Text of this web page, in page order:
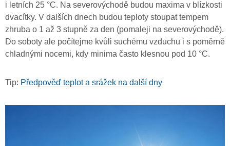
i letních 25 °C. Na severovýchodě budou maxima v blízkosti
dvacítky. V dalších dnech budou teploty stoupat tempem
zhruba o 1 až 3 stupně za den (pomaleji na severovýchodě).
Do soboty ale počítejme kvůli suchému vzduchu i s poměrně
chladnými nocemi, kdy minima často klesnou pod 10 °C.
Tip: Předpověď teplot a srážek na další dny